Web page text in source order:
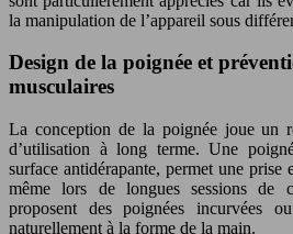
la manipulation de l’appareil sous
Design de la poignée et
musculaires
La conception de la poignée joue un
d’utilisation à long terme. Une
surface antidérapante, permet une prise
même lors de longues sessions de
proposent des poignées incurvées
naturellement à la forme de la main.